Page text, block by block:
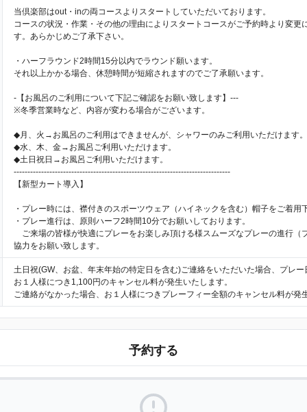
当倶楽部はout・inの両コースよりスタートしていただいております。
コースの状況・作業・その他の理由によりスタートコースがご予約時より変更
す。あらかじめご了承下さい。
・ハーフラウンド2時間15分以内でラウンド願います。
それ以上かかる場合、休憩時間が短縮されますのでご了承願います。
-【お風呂のご利用について下記ご確認をお願い致します】---
※冬季営業時など、内容が変わる場合がございます。
◆月、火→お風呂のご利用はできませんが、シャワーのみご利用いただけます。
◆水、木、金→お風呂ご利用いただけます。
◆土日祝日→お風呂ご利用いただけます。
-------------------------------------------------------------------------------
【新型カート導入】
・プレー時には、襟付きのスポーツウェア（ハイネックを含む）帽子をご着用
・プレー進行は、原則ハーフ2時間10分でお願いしております。
ご来場の皆様が快適にプレーをお楽しみ頂ける様スムーズなプレーの進行（
協力をお願い致します。
土日祝(GW、お盆、年末年始の特定日を含む)ご連絡をいただいた場合、プレ
お１人様につき1,100円のキャンセル料が発生いたします。
ご連絡がなかった場合、お１人様につきプレーフィー全額のキャンセル料が発
予約する